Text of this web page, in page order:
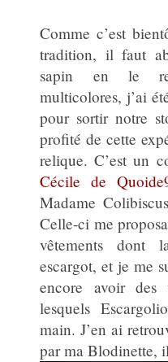
Comme c’est
tradition, il faut
sapin en le
multicolores, j’ai
pour sortir notre
profité de cette
relique. C’est un
Cécile de
Madame
Celle-ci me
vêtements
escargot, et je me
encore avoir des
lesquels
main. J’en ai
par ma Blodinette,